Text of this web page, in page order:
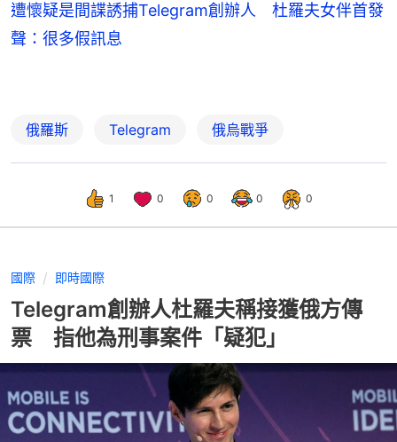
遭懷疑是間諜誘捕Telegram創辦人 杜羅夫女伴首發
聲：很多假訊息
俄羅斯 Telegram 俄烏戰爭
1 0 0 0 0
國際 即時國際
Telegram創辦人杜羅夫稱接獲俄方傳
票 指他為刑事案件「疑犯」